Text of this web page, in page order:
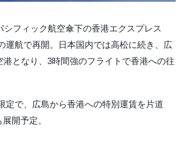
フィック航空傘下の香港エクスプレス
運航で再開。日本国内では高松に続き、広
となり、3時間強のフライトで香港への往
定で、広島から香港への特別運賃を片道
開予定。